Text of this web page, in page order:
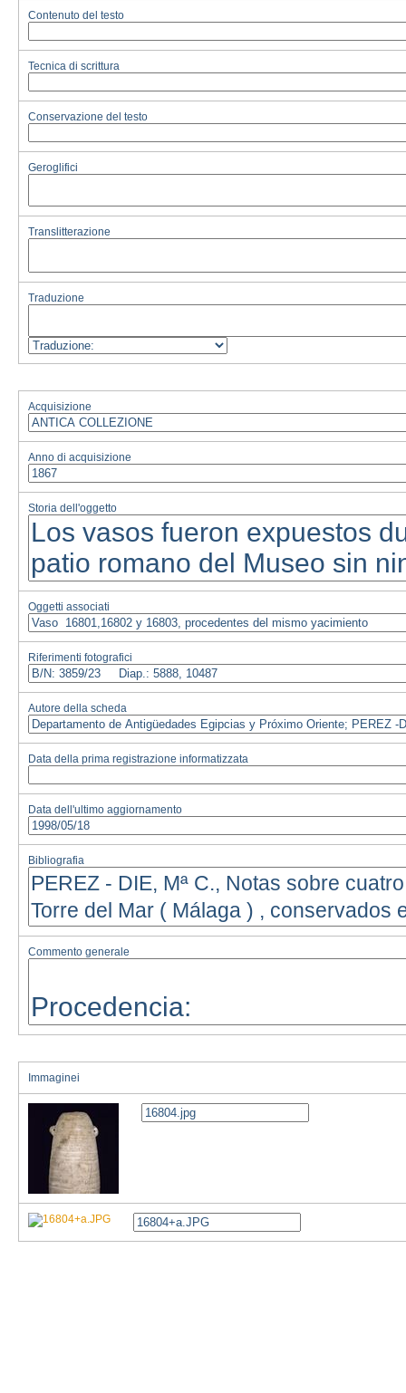
Contenuto del testo
Tecnica di scrittura
Conservazione del testo
Geroglifici
Translitterazione
Traduzione
Acquisizione
Anno di acquisizione
Storia dell'oggetto
Oggetti associati
Riferimenti fotografici
Autore della scheda
Data della prima registrazione informatizzata
Data dell'ultimo aggiornamento
Bibliografia
Commento generale
Immaginei